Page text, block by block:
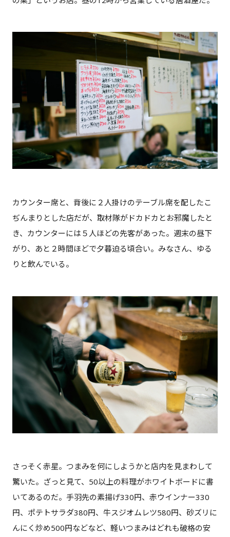
カウンター席と、背後に２人掛けのテーブル席を配したこ
ぢんまりとした店だが、取材隊がドカドカとお邪魔したと
き、カウンターには５人ほどの先客があった。週末の昼下
がり、あと２時間ほどで夕暮迫る頃合い。みなさん、ゆる
りと飲んでいる。
さっそく赤星。つまみを何にしようかと店内を見まわして
驚いた。ざっと見て、50以上の料理がホワイトボードに書
いてあるのだ。手羽先の素揚げ330円、赤ウインナー330
円、ポテトサラダ380円、牛スジオムレツ580円、砂ズリに
んにく炒め500円などなど、軽いつまみはどれも破格の安